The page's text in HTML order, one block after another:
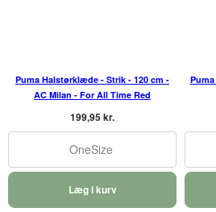
Puma Halstørklæde - Strik - 120 cm -
AC Milan - For All Time Red
199,95 kr.
OneSize
Læg i kurv